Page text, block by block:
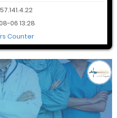
06 13:28
Counter